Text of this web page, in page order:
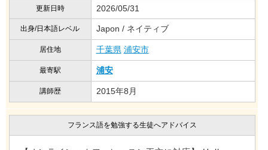
更新日時 2026/05/31
出身/日本語レベル Japon / ネイティブ
居住地 千葉県 浦安市
最寄駅 浦安
講師歴 2015年8月
フランス語を勉強する生徒へアドバイス